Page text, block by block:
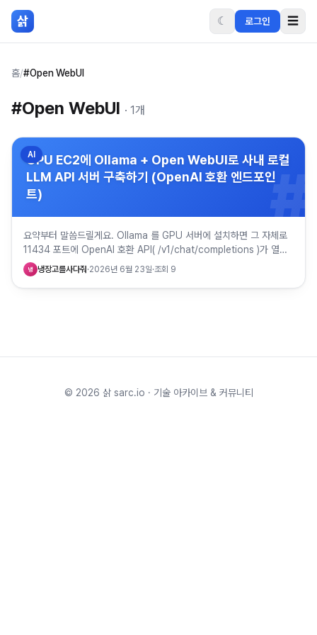
본문 바로가기
삵 ☾ 로그인 ☰
홈/#Open WebUI
#Open WebUI · 1개
GPU EC2에 Ollama + Open WebUI로 사내 로컬
LLM API 서버 구축하기 (OpenAI 호환 엔드포인
트)
#
AI
요약부터 말씀드릴게요. Ollama 를 GPU 서버에 설치하면 그 자체로
11434 포트에 OpenAI 호환 API( /v1/chat/completions )가 열립
니다. 여기에 Open WebUI…
냉 냉장고를사다줘 ·2026년 6월 23일·조회 9
© 2026 삵 sarc.io · 기술 아카이브 & 커뮤니티